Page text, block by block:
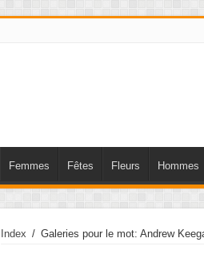
Femmes Fêtes Fleurs Hommes
Index / Galeries pour le mot: Andrew